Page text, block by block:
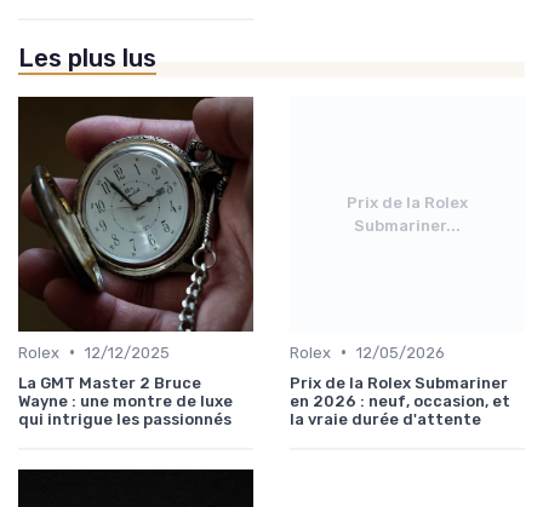
Les plus lus
Rolex • 12/12/2025
La GMT Master 2 Bruce
Wayne : une montre de luxe
qui intrigue les passionnés
Prix de la Rolex
Submariner...
Rolex • 12/05/2026
Prix de la Rolex Submariner
en 2026 : neuf, occasion, et
la vraie durée d'attente